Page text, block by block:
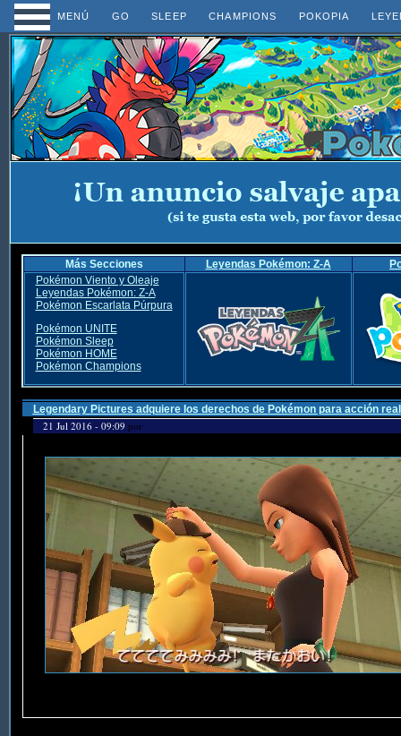
MENÚ GO SLEEP CHAMPIONS POKOPIA
Más Secciones Leyendas Pokémon: Z-A
Pokémon Viento y Oleaje
Leyendas Pokémon: Z-A
Pokémon Escarlata Púrpura
Pokémon UNITE
Pokémon Sleep
Pokémon HOME
Pokémon Champions
Legendary Pictures adquiere los derechos de Pokémon para acción real
21 Jul 2016 - 09:09 por